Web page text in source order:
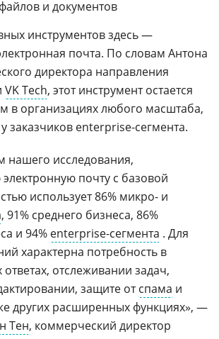
и документов
инструментов здесь —
почта. По словам Антона
директора направления
VK Tech, этот инструмент остается
в организациях любого масштаба,
заказчиков enterprise-сегмента.
нашего исследования,
почту с базовой
использует 86% микро- и
, 91% среднего бизнеса, 86%
и 94% enterprise-сегмента . Для
характерна потребность в
отслеживании задач,
защите отспама и
других расширенных функциях», —
Тен, коммерческий директор